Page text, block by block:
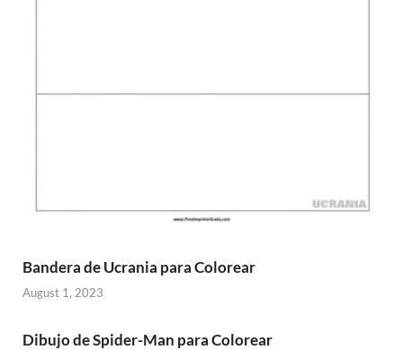
Bandera de Ucrania para Colorear
August 1, 2023
Dibujo de Spider-Man para Colorear